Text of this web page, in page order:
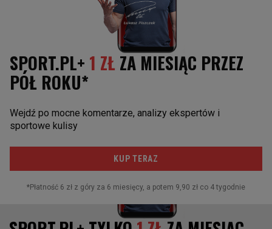
Adrien Rabiot Arabia Saudyjska